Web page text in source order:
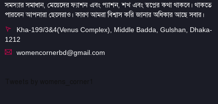
সমস্যার সমাধান, মেয়েদের ফ্যাশন এবং প্যাশন, শখ এবং স্বপ্নের কথা থাকবে। থাকতে
পারবেন আপনারা ছেলেরাও। কারণ আমরা বিশ্বাস করি জানার অধিকার আছে সবার।
Kha-199/3&4(Venus Complex), Middle Badda, Gulshan, Dhaka-
1212
womencornerbd@gmail.com